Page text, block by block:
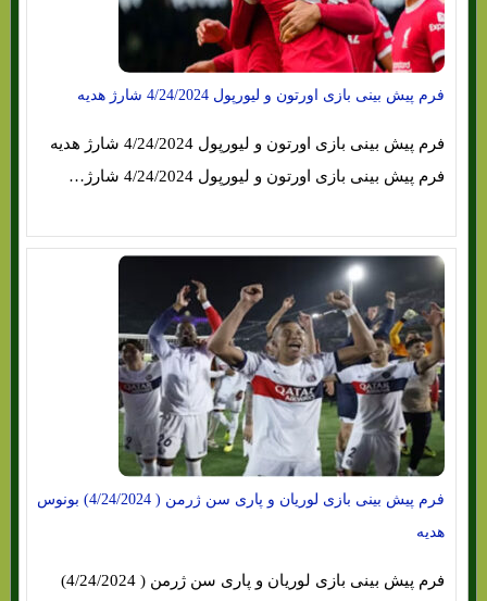
فرم پیش بینی بازی اورتون و لیورپول 4/24/2024 شارژ هدیه
فرم پیش بینی بازی اورتون و لیورپول 4/24/2024 شارژ هدیه
فرم پیش بینی بازی اورتون و لیورپول 4/24/2024 شارژ…
فرم پیش بینی بازی لوریان و پاری سن ژرمن ( 4/24/2024) بونوس
هدیه
فرم پیش بینی بازی لوریان و پاری سن ژرمن ( 4/24/2024)